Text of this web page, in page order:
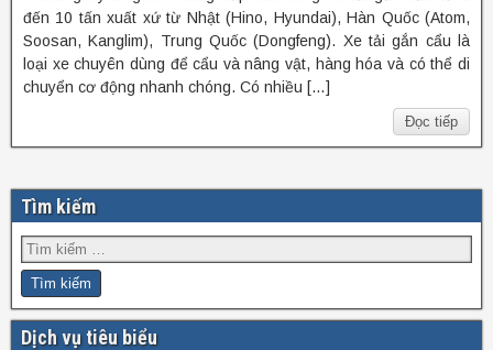
đến 10 tấn xuất xứ từ Nhật (Hino, Hyundai), Hàn Quốc (Atom,
Soosan, Kanglim), Trung Quốc (Dongfeng). Xe tải gắn cẩu là
loại xe chuyên dùng để cẩu và nâng vật, hàng hóa và có thể di
chuyển cơ động nhanh chóng. Có nhiều […]
Đọc tiếp
Tìm kiếm
Dịch vụ tiêu biểu